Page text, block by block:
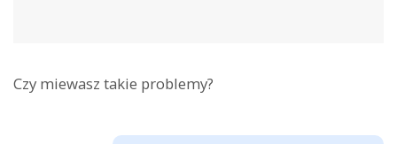
Czy miewasz takie problemy?